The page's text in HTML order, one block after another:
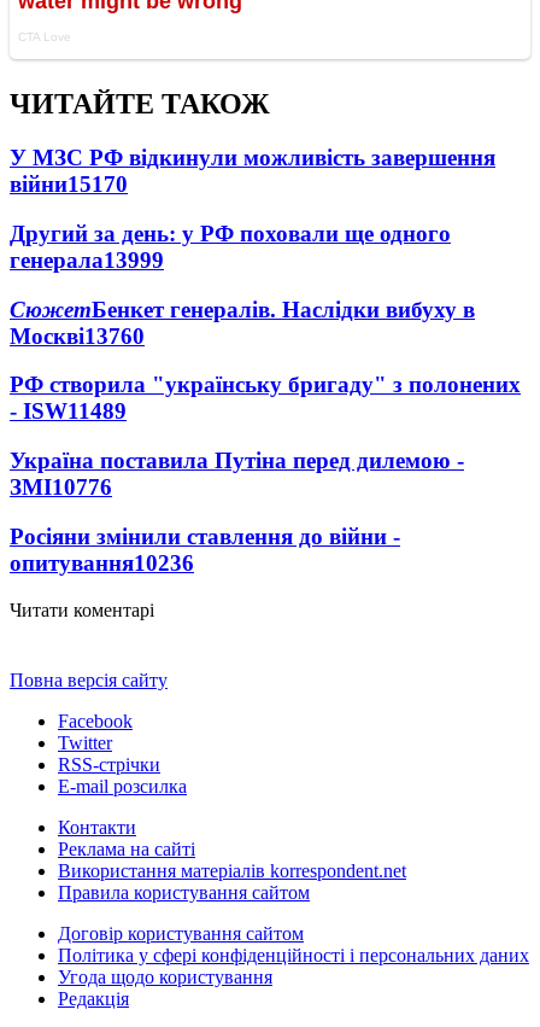
ЧИТАЙТЕ ТАКОЖ
У МЗС РФ відкинули можливість завершення
війни15170
Другий за день: у РФ поховали ще одного
генерала13999
СюжетБенкет генералів. Наслідки вибуху в
Москві13760
РФ створила "українську бригаду" з полонених
- ISW11489
Україна поставила Путіна перед дилемою -
ЗМІ10776
Росіяни змінили ставлення до війни -
опитування10236
Читати коментарі
Повна версія сайту
Facebook
Twitter
RSS-стрічки
E-mail розсилка
Контакти
Реклама на сайті
Використання матеріалів korrespondent.net
Правила користування сайтом
Договір користування сайтом
Політика у сфері конфіденційності і персональних даних
Угода щодо користування
Редакція